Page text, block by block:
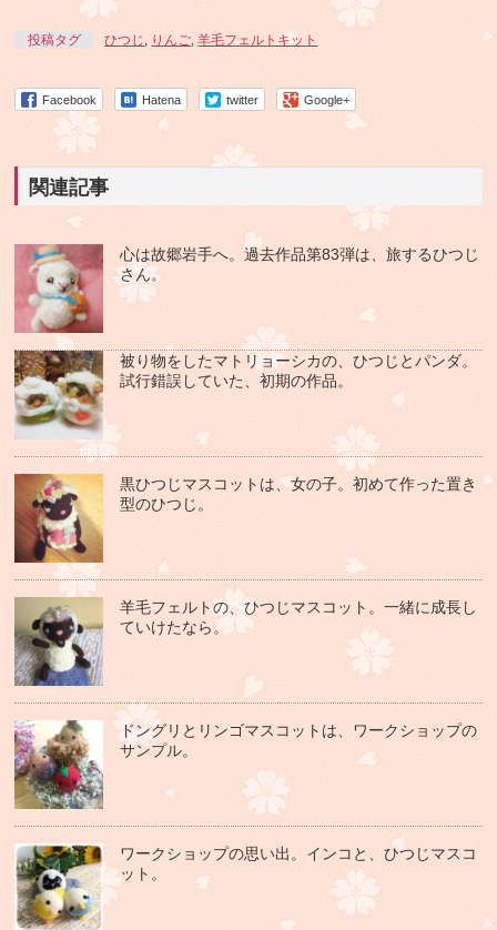
投稿タグ ひつじ , りんご,羊毛フェルトキット
Facebook Hatena twitter Google+
関連記事
心は故郷岩手へ。過去作品第83弾は、旅するひつじ
さん。
被り物をしたマトリョーシカの、ひつじとパンダ。
試行錯誤していた、初期の作品。
黒ひつじマスコットは、女の子。初めて作った置き
型のひつじ。
羊毛フェルトの、ひつじマスコット。一緒に成長し
ていけたなら。
ドングリとリンゴマスコットは、ワークショップの
サンプル。
ワークショップの思い出。インコと、ひつじマスコ
ット。